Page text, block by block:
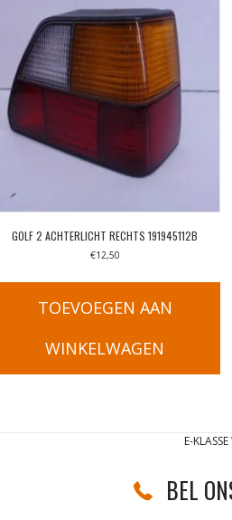
GOLF 2 ACHTERLICHT RECHTS 191945112B
€12,50
TOEVOEGEN AAN
WINKELWAGEN
E-
BEL